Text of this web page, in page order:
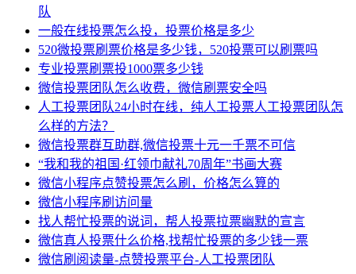
队
一般在线投票怎么投，投票价格是多少
520微投票刷票价格是多少钱，520投票可以刷票吗
专业投票刷票投1000票多少钱
微信投票团队怎么收费，微信刷票安全吗
人工投票团队24小时在线，纯人工投票人工投票团队怎
么样的方法？
微信投票群互助群,微信投票十元一千票不可信
“我和我的祖国·红领巾献礼70周年”书画大赛
微信小程序点赞投票怎么刷，价格怎么算的
微信小程序刷访问量
找人帮忙投票的说词，帮人投票拉票幽默的宣言
微信真人投票什么价格,找帮忙投票的多少钱一票
微信刷阅读量-点赞投票平台-人工投票团队